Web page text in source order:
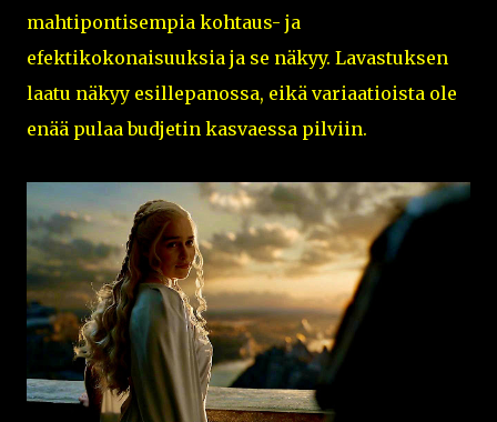
mahtipontisempia kohtaus- ja
efektikokonaisuuksia ja se näkyy. Lavastuksen
laatu näkyy esillepanossa, eikä variaatioista ole
enää pulaa budjetin kasvaessa pilviin.